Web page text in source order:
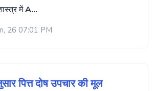
मेंA…
26 07:01 PM
पित्त दोष उपचार की मूल